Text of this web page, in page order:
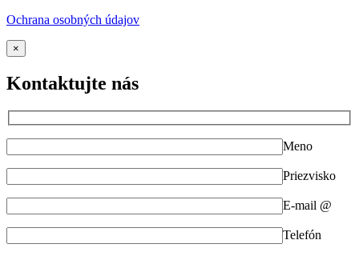
Ochrana osobných údajov
×
Kontaktujte nás
Meno
Priezvisko
E-mail @
Telefón